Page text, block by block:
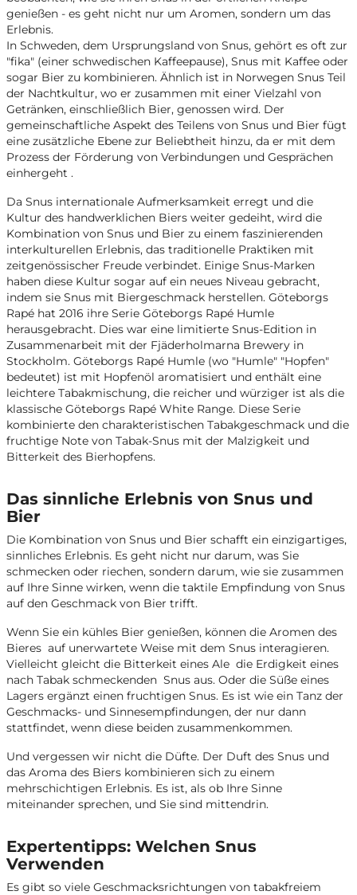
genießen - es geht nicht nur um Aromen, sondern um das
Erlebnis.
In Schweden, dem Ursprungsland von Snus, gehört es oft zur
"fika" (einer schwedischen Kaffeepause), Snus mit Kaffee oder
sogar Bier zu kombinieren. Ähnlich ist in Norwegen Snus Teil
der Nachtkultur, wo er zusammen mit einer Vielzahl von
Getränken, einschließlich Bier, genossen wird. Der
gemeinschaftliche Aspekt des Teilens von Snus und Bier fügt
eine zusätzliche Ebene zur Beliebtheit hinzu, da er mit dem
Prozess der Förderung von Verbindungen und Gesprächen
einhergeht .
Da Snus internationale Aufmerksamkeit erregt und die
Kultur des handwerklichen Biers weiter gedeiht, wird die
Kombination von Snus und Bier zu einem faszinierenden
interkulturellen Erlebnis, das traditionelle Praktiken mit
zeitgenössischer Freude verbindet. Einige Snus-Marken
haben diese Kultur sogar auf ein neues Niveau gebracht,
indem sie Snus mit Biergeschmack herstellen. Göteborgs
Rapé hat 2016 ihre Serie Göteborgs Rapé Humle
herausgebracht. Dies war eine limitierte Snus-Edition in
Zusammenarbeit mit der Fjäderholmarna Brewery in
Stockholm. Göteborgs Rapé Humle (wo "Humle" "Hopfen"
bedeutet) ist mit Hopfenöl aromatisiert und enthält eine
leichtere Tabakmischung, die reicher und würziger ist als die
klassische Göteborgs Rapé White Range. Diese Serie
kombinierte den charakteristischen Tabakgeschmack und die
fruchtige Note von Tabak-Snus mit der Malzigkeit und
Bitterkeit des Bierhopfens.
Das sinnliche Erlebnis von Snus und
Bier
Die Kombination von Snus und Bier schafft ein einzigartiges,
sinnliches Erlebnis. Es geht nicht nur darum, was Sie
schmecken oder riechen, sondern darum, wie sie zusammen
auf Ihre Sinne wirken, wenn die taktile Empfindung von Snus
auf den Geschmack von Bier trifft.
Wenn Sie ein kühles Bier genießen, können die Aromen des
Bieres auf unerwartete Weise mit dem Snus interagieren.
Vielleicht gleicht die Bitterkeit eines Ale die Erdigkeit eines
nach Tabak schmeckenden Snus aus. Oder die Süße eines
Lagers ergänzt einen fruchtigen Snus. Es ist wie ein Tanz der
Geschmacks- und Sinnesempfindungen, der nur dann
stattfindet, wenn diese beiden zusammenkommen.
Und vergessen wir nicht die Düfte. Der Duft des Snus und
das Aroma des Biers kombinieren sich zu einem
mehrschichtigen Erlebnis. Es ist, als ob Ihre Sinne
miteinander sprechen, und Sie sind mittendrin.
Expertentipps: Welchen Snus
Verwenden
Es gibt so viele Geschmacksrichtungen von tabakfreiem